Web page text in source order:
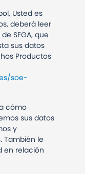
Usted es
deberá leer
SEGA, que
sus datos
Productos
soe-
cómo
sus datos
y
También le
en relación